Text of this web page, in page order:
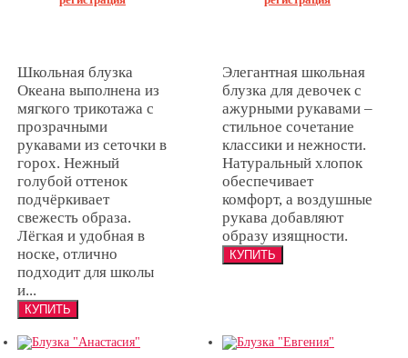
Школьная блузка
Океана выполнена из
мягкого трикотажа с
прозрачными
рукавами из сеточки в
горох. Нежный
голубой оттенок
подчёркивает
свежесть образа.
Лёгкая и удобная в
носке, отлично
подходит для школы
и...
Элегантная школьная
блузка для девочек с
ажурными рукавами –
стильное сочетание
классики и нежности.
Натуральный хлопок
обеспечивает
комфорт, а воздушные
рукава добавляют
образу изящности.